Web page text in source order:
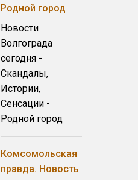
Родной город
Новости
Волгограда
сегодня -
Скандалы,
Истории,
Сенсации -
Родной город
Комсомольская
правда. Новость